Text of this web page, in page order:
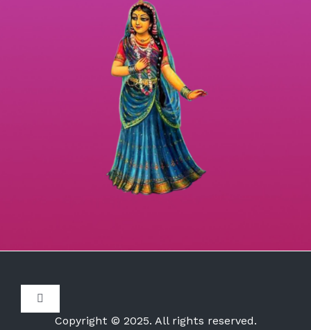
Toggle
Navigation
Copyright © 2025. All rights reserved.